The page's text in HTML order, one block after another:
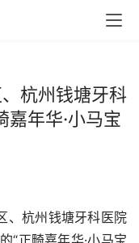
杭州钱塘牙科
嘉年华·小马宝
、杭州钱塘牙科医院